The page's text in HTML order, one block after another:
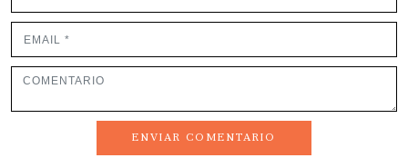
ENVIAR COMENTARIO